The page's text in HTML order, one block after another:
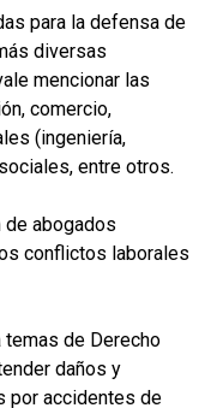
para la defensa de
diversas
mencionar las
comercio,
(ingeniería,
entre otros.
de abogados
conflictos laborales
temas de Derecho
daños y
por accidentes de